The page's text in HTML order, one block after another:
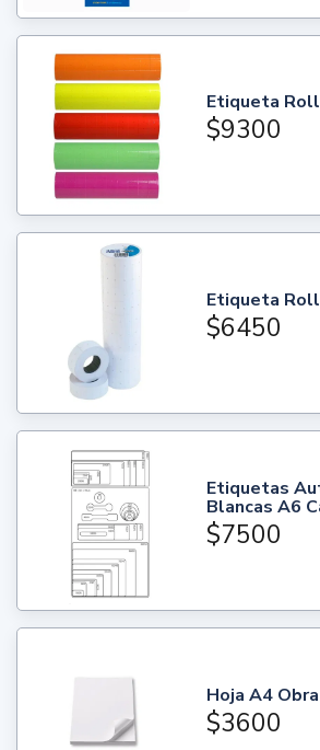
Etiqueta
$9300
Etiqueta
$6450
Etiquetas
Blancas A6
$7500
Hoja A4
$3600